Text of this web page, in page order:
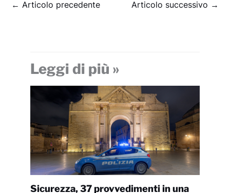
← Articolo precedente Articolo successivo →
Leggi di più »
Sicurezza, 37 provvedimenti in una